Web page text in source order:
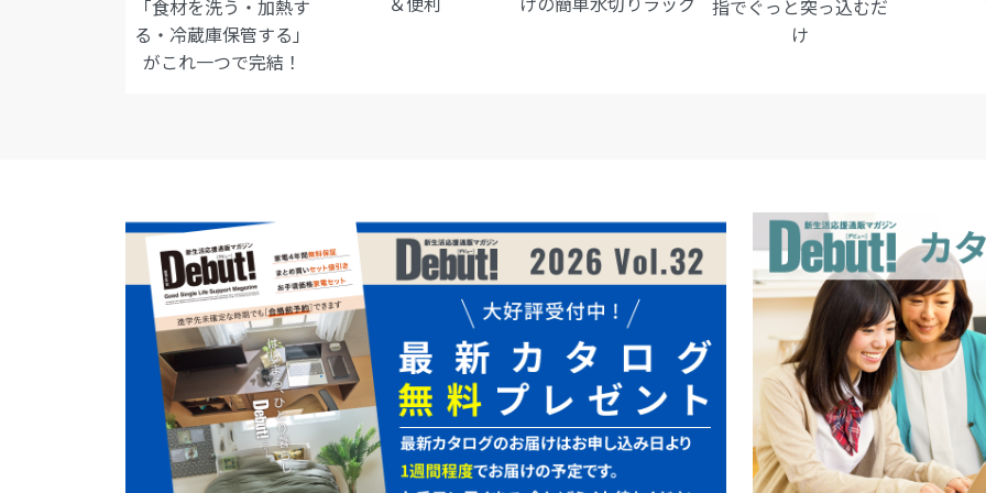
「食材を洗う・加熱す
る・冷蔵庫保管する」
がこれ一つで完結！
指でぐっと突っ込むだ
け